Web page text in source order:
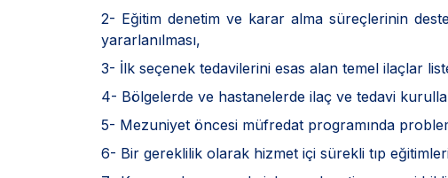
2- Eğitim denetim ve karar alma süreçlerinin
yararlanılması,
3- İlk seçenek tedavilerini esas alan temel ilaçlar
4- Bölgelerde ve hastanelerde ilaç ve tedavi
5- Mezuniyet öncesi müfredat programında
6- Bir gereklilik olarak hizmet içi sürekli tıp